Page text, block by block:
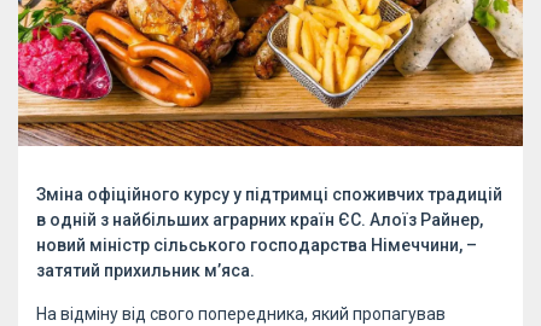
Зміна офіційного курсу у підтримці споживчих традицій
в одній з найбільших аграрних країн ЄС. Алоїз Райнер,
новий міністр сільського господарства Німеччини, –
затятий прихильник м’яса.
На відміну від свого попередника, який пропагував